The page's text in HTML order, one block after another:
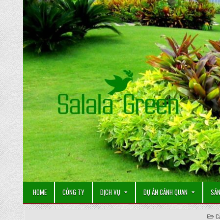
Skip
to
content
HOME CÔNG TY DỊCH VỤ DỰ ÁN CẢNH QUAN